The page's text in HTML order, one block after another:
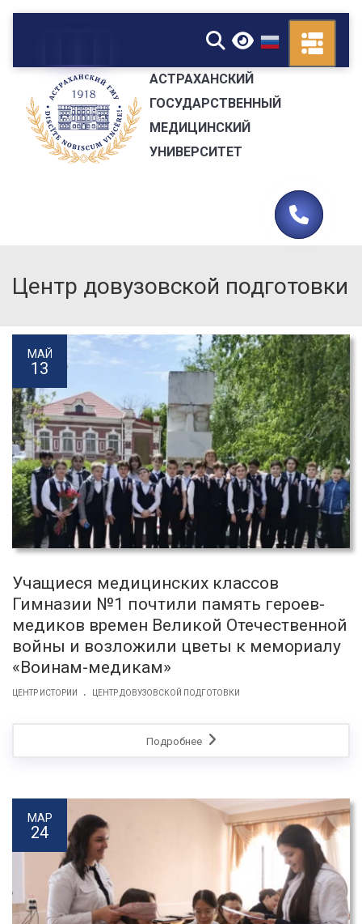
▼
АСТРАХАНСКИЙ
ГОСУДАРСТВЕННЫЙ
МЕДИЦИНСКИЙ
УНИВЕРСИТЕТ
Центр довузовской подготовки
МАЙ
13
Учащиеся медицинских классов
Гимназии №1 почтили память героев-
медиков времен Великой Отечественной
войны и возложили цветы к мемориалу
«Воинам-медикам»
ЦЕНТР ИСТОРИИ . ЦЕНТР ДОВУЗОВСКОЙ ПОДГОТОВКИ
Подробнее
МАР
24